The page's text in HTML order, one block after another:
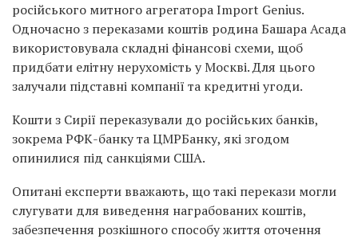
російського митного агрегатора Import Genius.
Одночасно з переказами коштів родина Башара Асада
використовувала складні фінансові схеми, щоб
придбати елітну нерухомість у Москві. Для цього
залучали підставні компанії та кредитні угоди.
Кошти з Сирії переказували до російських банків,
зокрема РФК-банку та ЦМРБанку, які згодом
опинилися під санкціями США.
Опитані експерти вважають, що такі перекази могли
слугувати для виведення награбованих коштів,
забезпечення розкішного способу життя оточення